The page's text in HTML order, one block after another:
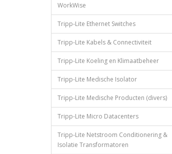
WorkWise
Tripp-Lite Ethernet Switches
Tripp-Lite Kabels & Connectiviteit
Tripp-Lite Koeling en Klimaatbeheer
Tripp-Lite Medische Isolator
Tripp-Lite Medische Producten (divers)
Tripp-Lite Micro Datacenters
Tripp-Lite Netstroom Conditionering &
Isolatie Transformatoren